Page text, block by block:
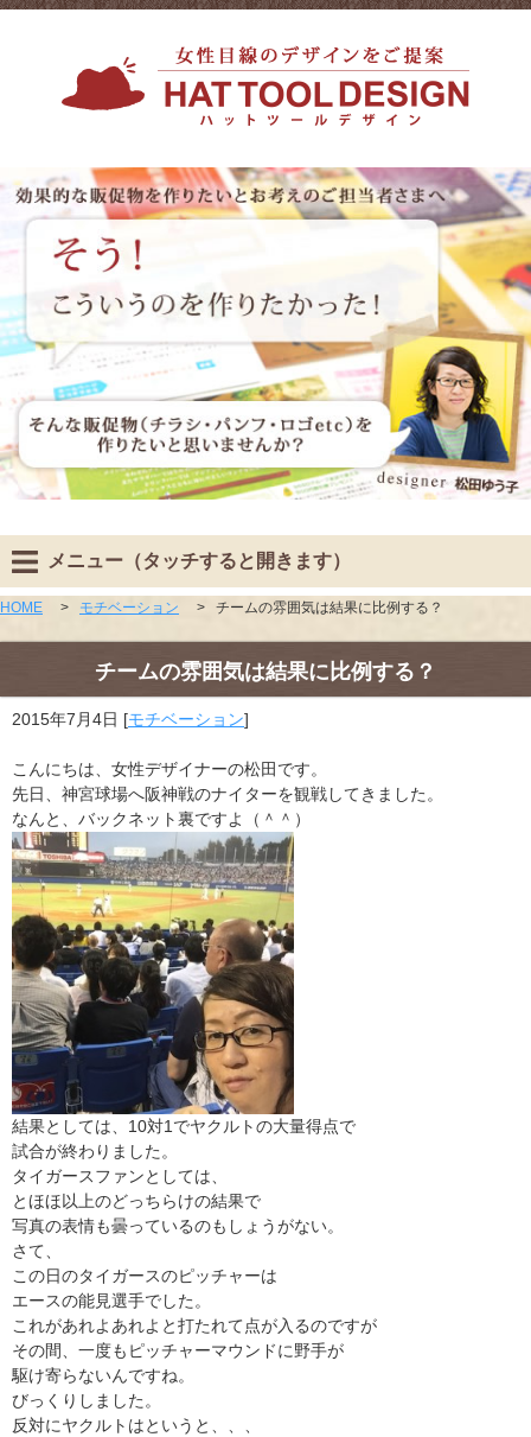
メニュー（タッチすると開きます）
HOME > モチベーション > チームの雰囲気は結果に比例する？
チームの雰囲気は結果に比例する？
2015年7月4日 [モチベーション]
こんにちは、女性デザイナーの松田です。
先日、神宮球場へ阪神戦のナイターを観戦してきました。
なんと、バックネット裏ですよ（＾＾）
結果としては、10対1でヤクルトの大量得点で
試合が終わりました。
タイガースファンとしては、
とほほ以上のどっちらけの結果で
写真の表情も曇っているのもしょうがない。
さて、
この日のタイガースのピッチャーは
エースの能見選手でした。
これがあれよあれよと打たれて点が入るのですが
その間、一度もピッチャーマウンドに野手が
駆け寄らないんですね。
びっくりしました。
反対にヤクルトはというと、、、